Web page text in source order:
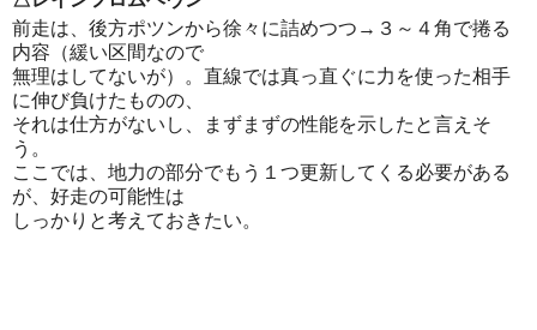
前走は、後方ポツンから徐々に詰めつつ→３～４角で捲る
内容（緩い区間なので
無理はしてないが）。直線では真っ直ぐに力を使った相手
に伸び負けたものの、
それは仕方がないし、まずまずの性能を示したと言えそ
う。
ここでは、地力の部分でもう１つ更新してくる必要がある
が、好走の可能性は
しっかりと考えておきたい。